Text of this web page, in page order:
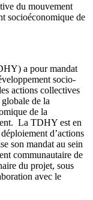
du mouvement
socioéconomique de
a pour mandat
socio-
actions collectives
de la
de la
La TDHY est en
d’actions
son mandat au sein
communautaire de
du projet, sous
avec le